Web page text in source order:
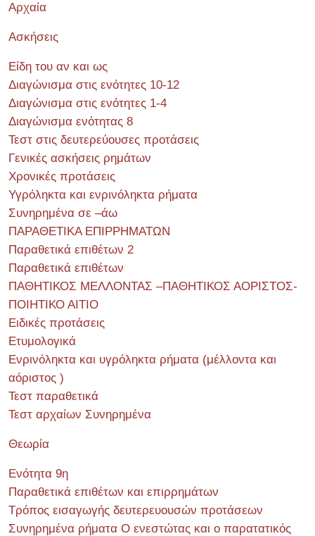
Αρχαία
Ασκήσεις
Είδη του αν και ως
Διαγώνισμα στις ενότητες 10-12
Διαγώνισμα στις ενότητες 1-4
Διαγώνισμα ενότητας 8
Τεστ στις δευτερεύουσες προτάσεις
Γενικές ασκήσεις ρημάτων
Χρονικές προτάσεις
Υγρόληκτα και ενρινόληκτα ρήματα
Συνηρημένα σε –άω
ΠΑΡΑΘΕΤΙΚΑ ΕΠΙΡΡΗΜΑΤΩΝ
Παραθετικά επιθέτων 2
Παραθετικά επιθέτων
ΠΑΘΗΤΙΚΟΣ ΜΕΛΛΟΝΤΑΣ –ΠΑΘΗΤΙΚΟΣ ΑΟΡΙΣΤΟΣ-
ΠΟΙΗΤΙΚΟ ΑΙΤΙΟ
Ειδικές προτάσεις
Ετυμολογικά
Ενρινόληκτα και υγρόληκτα ρήματα (μέλλοντα και
αόριστος )
Τεστ παραθετικά
Τεστ αρχαίων Συνηρημένα
Θεωρία
Ενότητα 9η
Παραθετικά επιθέτων και επιρρημάτων
Τρόπος εισαγωγής δευτερευουσών προτάσεων
Συνηρημένα ρήματα Ο ενεστώτας και ο παρατατικός